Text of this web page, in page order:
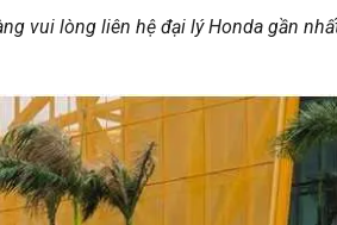
vui lòng liên hệ đại lý Honda gần